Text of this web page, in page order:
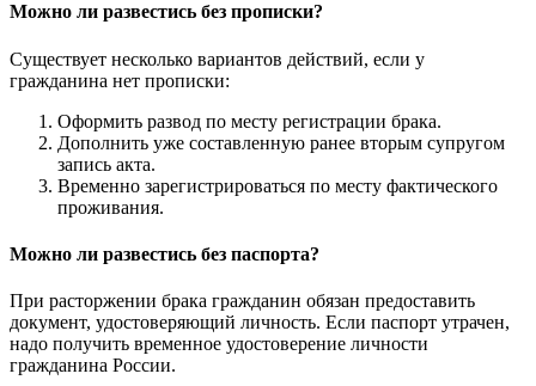
Можно ли развестись без прописки?
Существует несколько вариантов действий, если у
гражданина нет прописки:
Оформить развод по месту регистрации брака.
Дополнить уже составленную ранее вторым супругом
запись акта.
Временно зарегистрироваться по месту фактического
проживания.
Можно ли развестись без паспорта?
При расторжении брака гражданин обязан предоставить
документ, удостоверяющий личность. Если паспорт утрачен,
надо получить временное удостоверение личности
гражданина России.